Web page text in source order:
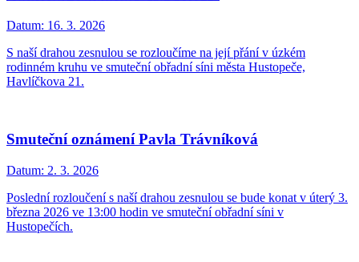
Datum: 16. 3. 2026
S naší drahou zesnulou se rozloučíme na její přání v úzkém
rodinném kruhu ve smuteční obřadní síni města Hustopeče,
Havlíčkova 21.
Smuteční oznámení Pavla Trávníková
Datum: 2. 3. 2026
Poslední rozloučení s naší drahou zesnulou se bude konat v úterý 3.
března 2026 ve 13:00 hodin ve smuteční obřadní síni v
Hustopečích.